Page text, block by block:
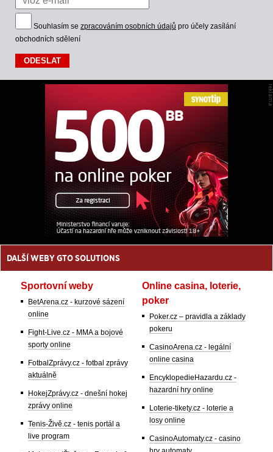
Souhlasím se zpracováním osobních údajů pro účely zasílání
obchodních sdělení
DALŠÍ WEBY GTO SOLUTIONS
Sportovní weby
BetArena.cz - kurzové sázení
online
Fight-Live.cz - MMA a bojové
sporty online
FotbalZprávy.cz - fotbal zprávy
aktuálně
HokejZprávy.cz - dnešní hokej
zprávy online
Tenis-Živě.cz - tenis portál a
live program
Online casina, loterie,
poker
Poker.cz – pravidla a základy
pokeru
CasinoArena.cz - legální
online casina
EncyklopedieHazardu.cz -
hazardní hry online
Loterie-tikety.cz - loterie a
losy online
CasinoAutomaty.cz - casino